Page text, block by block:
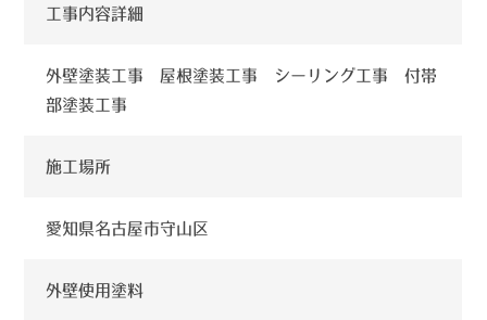
工事内容詳細
外壁塗装工事 屋根塗装工事 シーリング工事 付帯
部塗装工事
施工場所
愛知県名古屋市守山区
外壁使用塗料